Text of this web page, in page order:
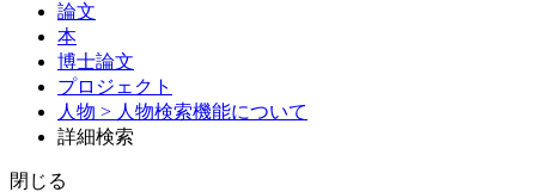
論文
本
博士論文
プロジェクト
人物 > 人物検索機能について
詳細検索
閉じる